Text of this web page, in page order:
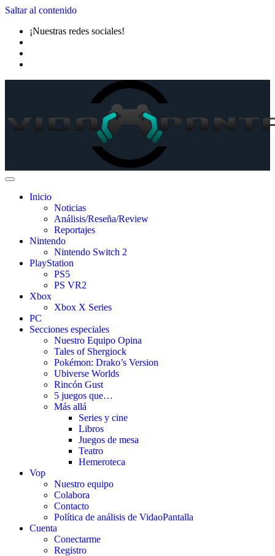
Saltar al contenido
¡Nuestras redes sociales!
Inicio
Noticias
Análisis/Reseña/Review
Reportajes
Nintendo
Nintendo Switch 2
PlayStation
PS5
PS VR2
Xbox
Xbox X Series
PC
Secciones especiales
Nuestro Equipo Opina
Tales of Shergiock
Pokémon: Drako’s Version
Ubiverse Worlds
Rincón Gust
5 juegos que…
Más allá
Series y cine
Libros
Juegos de mesa
Teatro
Hemeroteca
Vop
Nuestro equipo
Colabora
Contacto
Política de análisis de VidaoPantalla
Cuenta
Conectarme
Registro